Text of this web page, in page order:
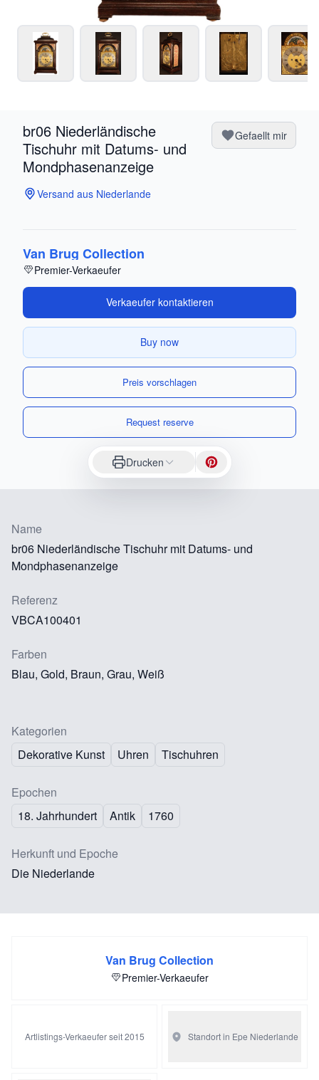
br06 Niederländische
Tischuhr mit Datums- und
Mondphasenanzeige
Gefaellt mir
Versand aus Niederlande
Van Brug Collection
Premier-Verkaeufer
Verkaeufer kontaktieren
Buy now
Preis vorschlagen
Request reserve
Drucken
Name
br06 Niederländische Tischuhr mit Datums- und
Mondphasenanzeige
Referenz
VBCA100401
Farben
Blau, Gold, Braun, Grau, Weiß
Kategorien
Dekorative Kunst
Uhren Tischuhren
Epochen
18. Jahrhundert
Antik 1760
Herkunft und Epoche
Die Niederlande
Van Brug Collection
Premier-Verkaeufer
Artlistings-Verkaeufer seit 2015 Standort in Epe Niederlande